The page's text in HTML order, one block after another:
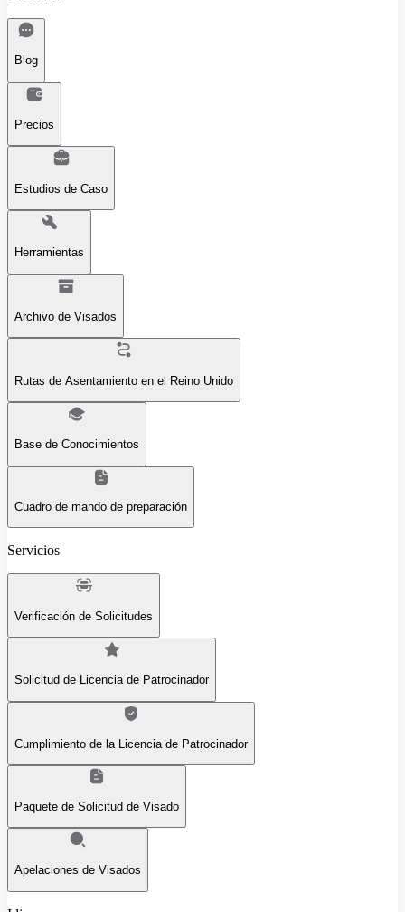
Blog
Precios
Estudios de Caso
Herramientas
Archivo de Visados
Rutas de Asentamiento en el Reino Unido
Base de Conocimientos
Cuadro de mando de preparación
Servicios
Verificación de Solicitudes
Solicitud de Licencia de Patrocinador
Cumplimiento de la Licencia de Patrocinador
Paquete de Solicitud de Visado
Apelaciones de Visados